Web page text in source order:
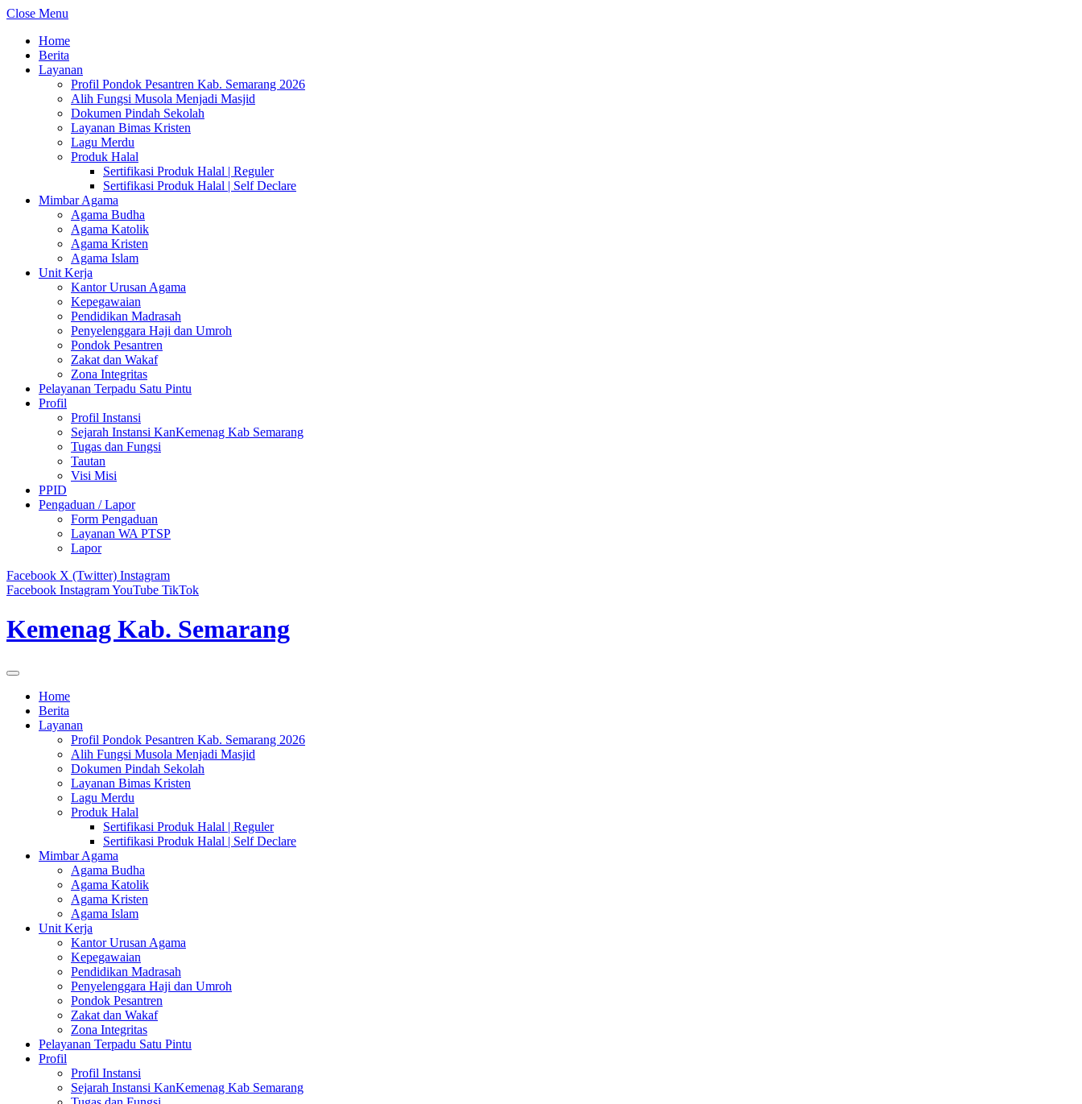
Close Menu
Home
Berita
Layanan
Profil Pondok Pesantren Kab. Semarang 2026
Alih Fungsi Musola Menjadi Masjid
Dokumen Pindah Sekolah
Layanan Bimas Kristen
Lagu Merdu
Produk Halal
Sertifikasi Produk Halal | Reguler
Sertifikasi Produk Halal | Self Declare
Mimbar Agama
Agama Budha
Agama Katolik
Agama Kristen
Agama Islam
Unit Kerja
Kantor Urusan Agama
Kepegawaian
Pendidikan Madrasah
Penyelenggara Haji dan Umroh
Pondok Pesantren
Zakat dan Wakaf
Zona Integritas
Pelayanan Terpadu Satu Pintu
Profil
Profil Instansi
Sejarah Instansi KanKemenag Kab Semarang
Tugas dan Fungsi
Tautan
Visi Misi
PPID
Pengaduan / Lapor
Form Pengaduan
Layanan WA PTSP
Lapor
Facebook X (Twitter) Instagram
Facebook InstagramYouTube TikTok
Kemenag Kab. Semarang
Home
Berita
Layanan
Profil Pondok Pesantren Kab. Semarang 2026
Alih Fungsi Musola Menjadi Masjid
Dokumen Pindah Sekolah
Layanan Bimas Kristen
Lagu Merdu
Produk Halal
Sertifikasi Produk Halal | Reguler
Sertifikasi Produk Halal | Self Declare
Mimbar Agama
Agama Budha
Agama Katolik
Agama Kristen
Agama Islam
Unit Kerja
Kantor Urusan Agama
Kepegawaian
Pendidikan Madrasah
Penyelenggara Haji dan Umroh
Pondok Pesantren
Zakat dan Wakaf
Zona Integritas
Pelayanan Terpadu Satu Pintu
Profil
Profil Instansi
Sejarah Instansi KanKemenag Kab Semarang